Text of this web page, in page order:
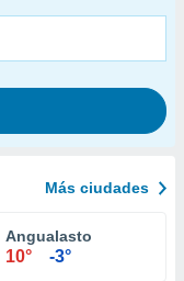
Más ciudades
Angualasto
10° -3°